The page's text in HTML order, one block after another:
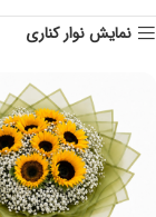
نمایش نوار کناری